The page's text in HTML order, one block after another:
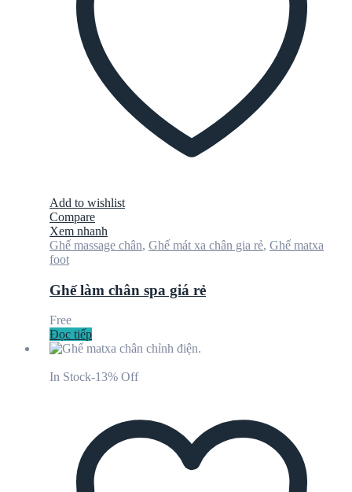
Add to wishlist
Compare
Xem nhanh
Ghế massage chân, Ghế mát xa chân gia rẻ, Ghế matxa
foot
Ghế làm chân spa giá rẻ
Free
Đọc tiếp
In Stock-13% Off